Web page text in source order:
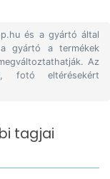
és a gyártó által
gyártó a termékek
Az
fotó eltérésekért
tagjai